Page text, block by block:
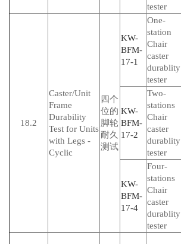
tester
18.2
Caster/Unit
Frame
Durability
Test for Units
with Legs -
Cyclic
四个
位的
脚轮
耐久
测试
KW-
BFM-
17-1
One-
station
Chair
caster
durablity
tester
KW-
BFM-
17-2
Two-
stations
Chair
caster
durablity
tester
KW-
BFM-
17-4
Four-
stations
Chair
caster
durablity
tester